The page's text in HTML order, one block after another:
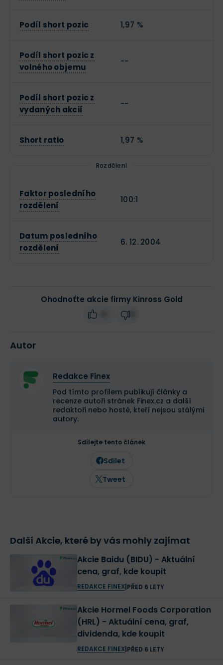
Podíl short pozic 1,97 %
Podíl short pozic z
volného objemu
--
Podíl short pozic z
vydaných akcií
--
Short ratio 1,97 %
Rozdělení
Faktor posledního
rozdělení
100:1
Datum posledního
rozdělení
6. 12. 2004
Ohodnoťte akcie firmy Kinross Gold
Autor
Redakce Finex
Pod tímto profilem publikují články a
recenze autoři stránek Finex.cz a další
redaktoři nebo hosté, kteří nejsou stálými
autory.
Sdílejte tento článek
Sdílet
Tweet
Další Akcie, které by vás mohly zajímat
Akcie Baidu (BIDU) - Aktuální
cena, graf, kde koupit
REDAKCE FINEX| PŘED 6 LETY
Akcie Hormel Foods Corporation
(HRL) - Aktuální cena, graf,
dividenda, kde koupit
REDAKCE FINEX| PŘED 6 LETY